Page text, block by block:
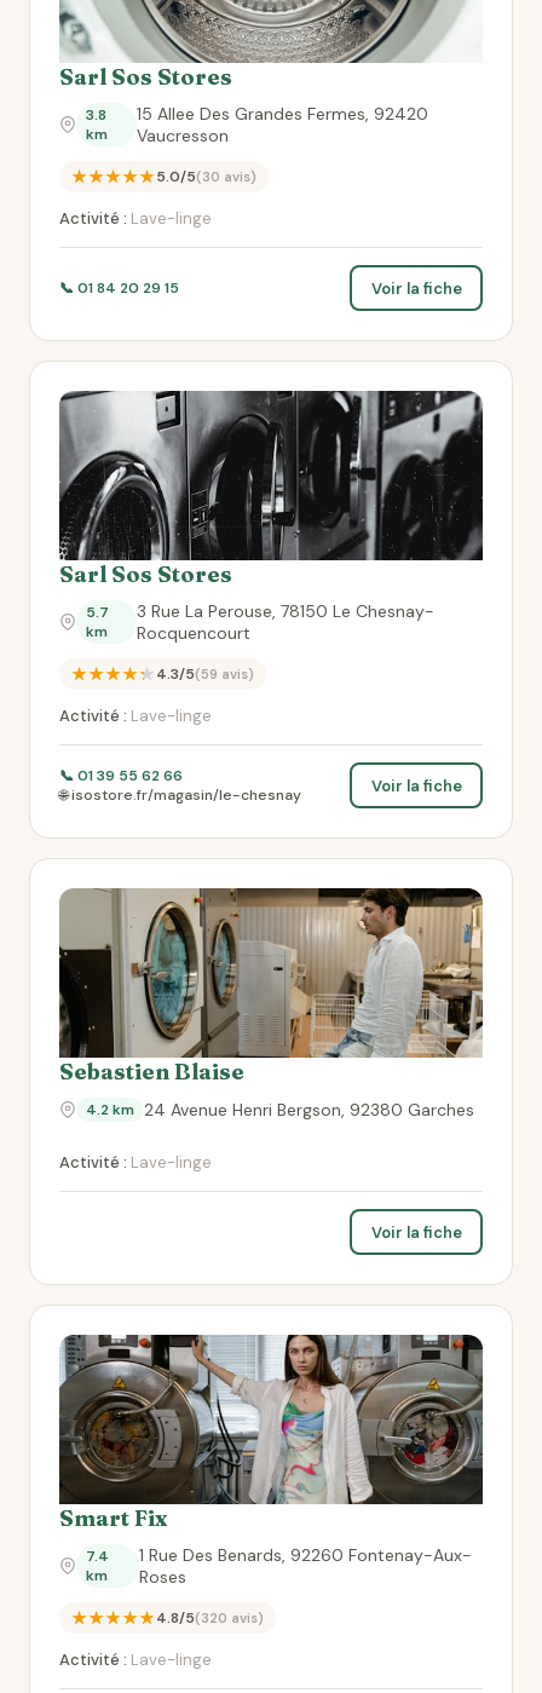
Sarl Sos Stores
3.8
km
15 Allee Des Grandes Fermes, 92420
Vaucresson
★★★★★5.0/5(30 avis)
Activité : Lave-linge
📞 01 84 20 29 15 Voir la fiche
Sarl Sos Stores
5.7
km
3 Rue La Perouse, 78150 Le Chesnay-
Rocquencourt
★★★★★4.3/5(59 avis)
Activité : Lave-linge
📞 01 39 55 62 66
🌐 isostore.fr/magasin/le-chesnay
Voir la fiche
Sebastien Blaise
4.2 km 24 Avenue Henri Bergson, 92380 Garches
Activité : Lave-linge
Voir la fiche
Smart Fix
7.4
km
1 Rue Des Benards, 92260 Fontenay-Aux-
Roses
★★★★★4.8/5(320 avis)
Activité : Lave-linge